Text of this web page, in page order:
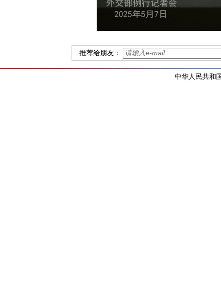
推荐给朋友：
中华人民共和